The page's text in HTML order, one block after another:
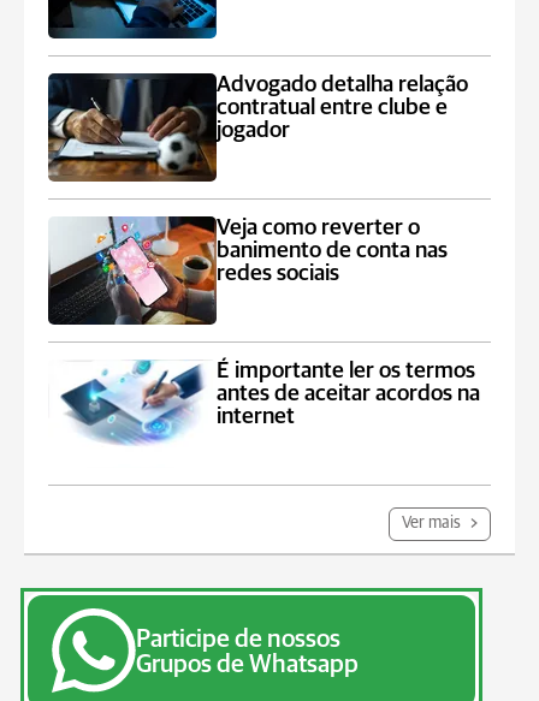
Advogado detalha relação
contratual entre clube e
jogador
Veja como reverter o
banimento de conta nas
redes sociais
É importante ler os termos
antes de aceitar acordos na
internet
Ver mais
Participe de nossos
Grupos de Whatsapp